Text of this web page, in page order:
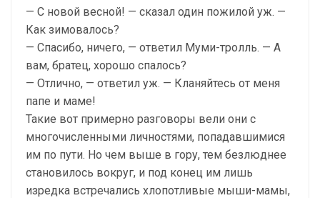
— С новой весной! — сказал один пожилой уж. —
Как зимовалось?
— Спасибо, ничего, — ответил Муми-тролль. — А
вам, братец, хорошо спалось?
— Отлично, — ответил уж. — Кланяйтесь от меня
папе и маме!
Такие вот примерно разговоры вели они с
многочисленными личностями, попадавшимися
им по пути. Но чем выше в гору, тем безлюднее
становилось вокруг, и под конец им лишь
изредка встречались хлопотливые мыши-мамы,